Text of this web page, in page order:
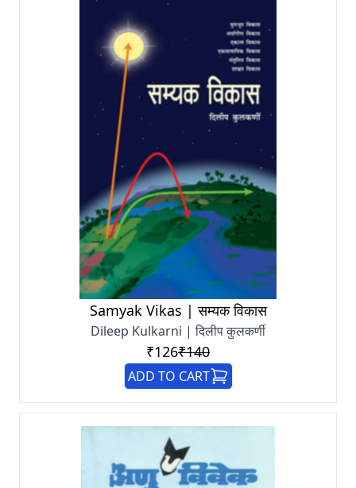
Samyak Vikas | सम्यक विकास
Dileep Kulkarni | दिलीप कुलकर्णी
₹126₹140
ADD TO CART